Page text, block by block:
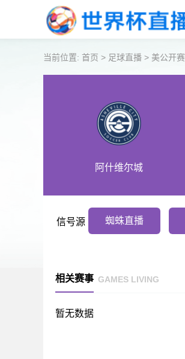
当前位置: 首页 > 足球直播 > 美公开赛
阿什维尔城
信号源 蜘蛛直播
相关赛事 GAMES LIVING
暂无数据